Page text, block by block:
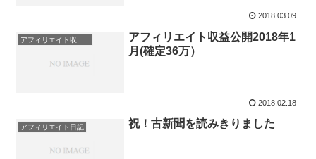
2018.03.09
アフィリエイト収益公開2018年1
月(確定36万）
2018.02.18
アフィリエイト日記 祝！古新聞を読みきりました